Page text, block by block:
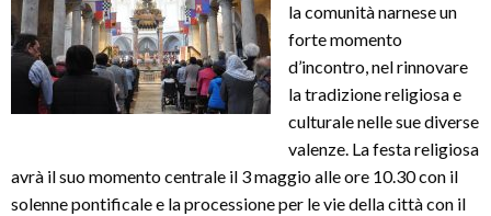
la comunità narnese un
forte momento
d’incontro, nel rinnovare
la tradizione religiosa e
culturale nelle sue diverse
valenze. La festa religiosa
avrà il suo momento centrale il 3 maggio alle ore 10.30 con il
solenne pontificale e la processione per le vie della città con il